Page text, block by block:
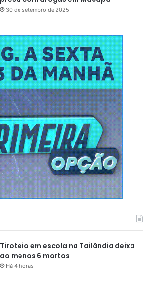
30 de setembro de 2025
Tiroteio em escola na Tailândia deixa
ao menos 6 mortos
Há 4 horas